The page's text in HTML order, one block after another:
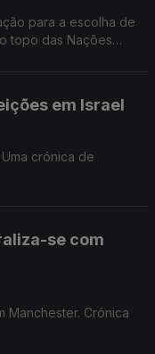
para a escolha de
topo das Nações
em Israel
crónica de
se com
Manchester. Crónica